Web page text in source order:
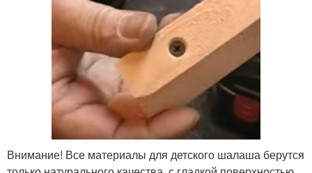
Внимание! Все материалы для детского шалаша берутся